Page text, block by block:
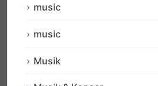
music
music
Musik